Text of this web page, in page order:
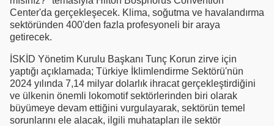
Center'da gerçekleşecek. Klima, soğutma ve havalandırma
sektöründen 400'den fazla profesyoneli bir araya
getirecek.
İSKİD Yönetim Kurulu Başkanı Tunç Korun zirve için
yaptığı açıklamada; Türkiye İklimlendirme Sektörü'nün
2024 yılında 7,14 milyar dolarlık ihracat gerçekleştirdiğini
ve ülkenin önemli lokomotif sektörlerinden biri olarak
büyümeye devam ettiğini vurgulayarak, sektörün temel
sorunlarını ele alacak, ilgili muhatapları ile sektör